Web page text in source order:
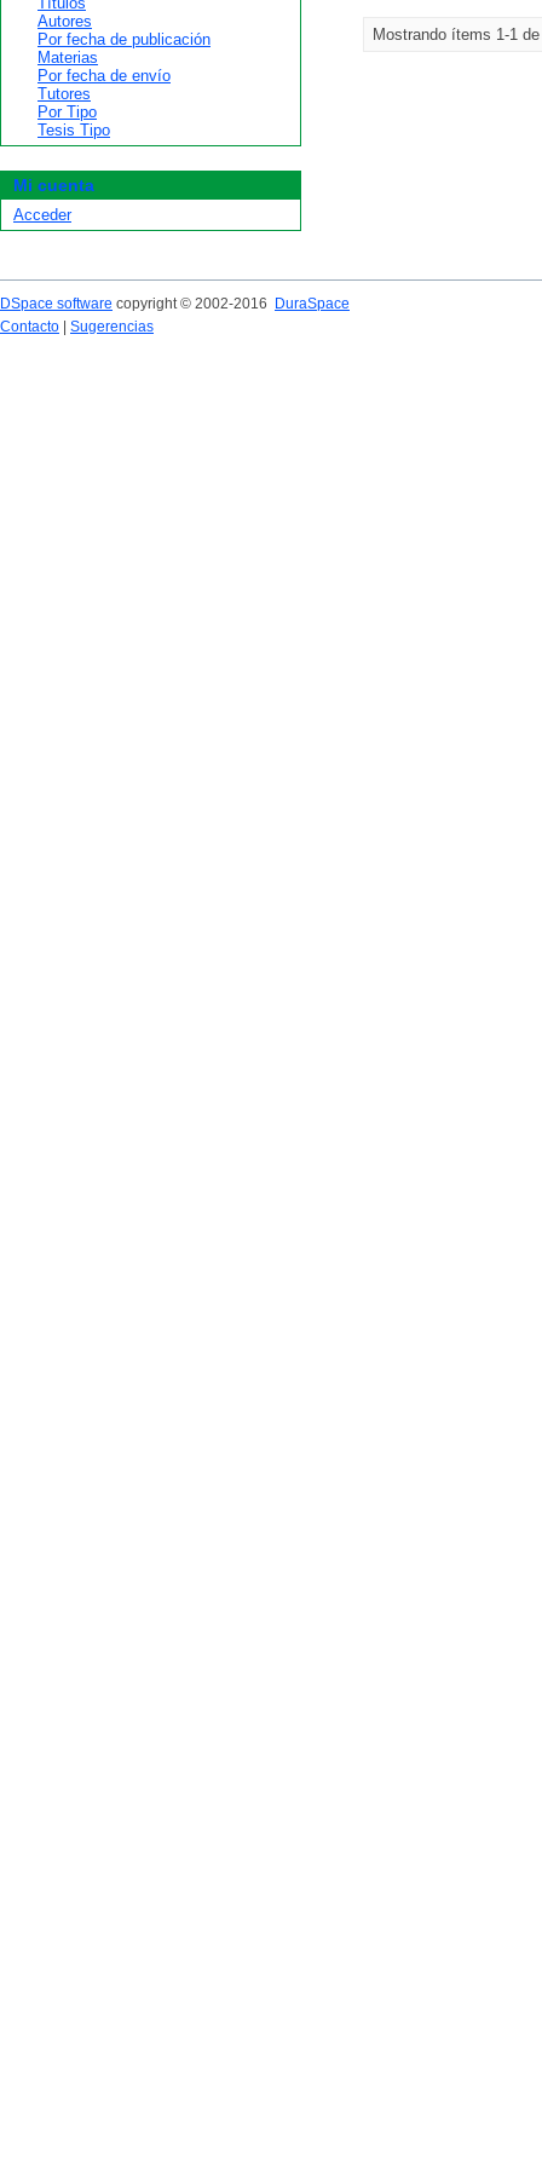
Mostrando ítems 1-1
Autores
Por fecha de publicación
Materias
Por fecha de envío
Tutores
Por Tipo
Tesis Tipo
Mi cuenta
Acceder
DSpace software copyright © 2002-2016
DuraSpace
Contacto
Sugerencias